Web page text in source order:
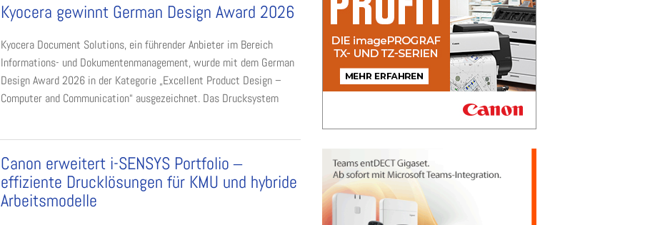
Kyocera gewinnt German Design Award 2026
Kyocera Document Solutions, ein führender Anbieter im Bereich
Informations- und Dokumentenmanagement, wurde mit dem German
Design Award 2026 in der Kategorie „Excellent Product Design –
Computer and Communication“ ausgezeichnet. Das Drucksystem
Canon erweitert i-SENSYS Portfolio ‒
effiziente Drucklösungen für KMU und hybride
Arbeitsmodelle